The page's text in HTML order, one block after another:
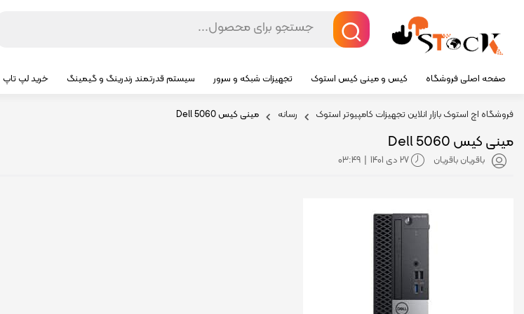
صفحه اصلی فروشگاه کیس و مینی کیس استوک تجهیزات شبکه و سرور سیستم قدرتمند رندرینگ و گیمینگ خرید لپ تاپ
فروشگاه اچ استوک بازار انلاین تجهیزات کامپیوتر استوک رسانه مینی کیس Dell 5060
مینی کیس Dell 5060
باقریان باقریان 27 دی 1401 |
03:49